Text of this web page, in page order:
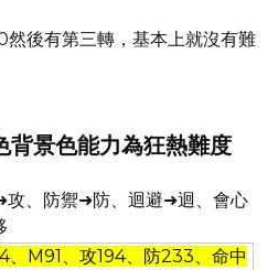
後有第三轉，基本上就沒有難
背景色能力為狂熱難度
、防禦➜防、迴避➜迴、會心
、M91、攻194、防233、命中